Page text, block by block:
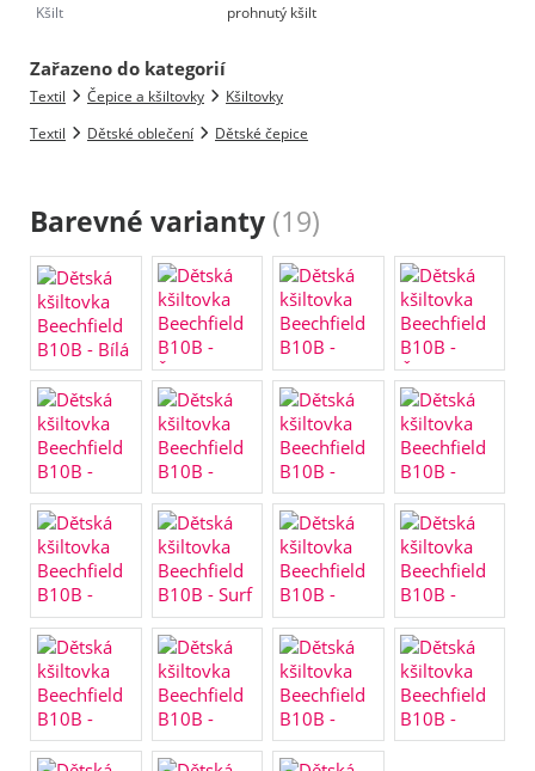
Kšilt
prohnutý kšilt
Zařazeno do kategorií
Textil Čepice a kšiltovky
Kšiltovky
Textil
Dětské oblečení Dětské čepice
Barevné varianty (19)